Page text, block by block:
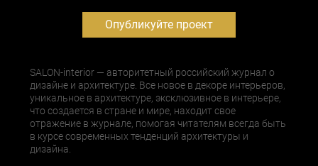
Опубликуйте проект
SALON-interior — авторитетный российский журнал о
дизайне и архитектуре. Все новое в декоре интерьеров,
уникальное в архитектуре, эксклюзивное в интерьере,
что создается в стране и мире, находит свое
отражение в журнале, помогая читателям всегда быть
в курсе современных тенденций архитектуры и
дизайна.